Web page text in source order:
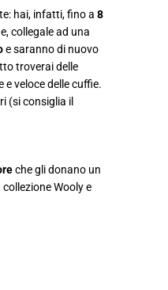
hai, infatti, fino a 8
collegale ad una
e saranno di nuovo
troverai delle
veloce delle cuffie.
(si consiglia il
che gli donano un
Wooly e